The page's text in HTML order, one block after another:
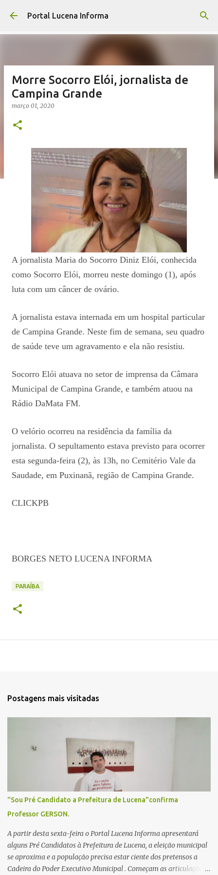
Pular para o conteúdo principal
Portal Lucena Informa
Morre Socorro Elói, jornalista de
Campina Grande
março 01, 2020
A jornalista Maria do Socorro Diniz Elói, conhecida
como Socorro Elói, morreu neste domingo (1), após
luta com um câncer de ovário.
A jornalista estava internada em um hospital particular
de Campina Grande. Neste fim de semana, seu quadro
de saúde teve um agravamento e ela não resistiu.
Socorro Elói atuava no setor de imprensa da Câmara
Municipal de Campina Grande, e também atuou na
Rádio DaMata FM.
O velório ocorreu na residência da família da
jornalista. O sepultamento estava previsto para ocorrer
esta segunda-feira (2), às 13h, no Cemitério Vale da
Saudade, em Puxinanã, região de Campina Grande.
CLICKPB
BORGES NETO LUCENA INFORMA
PARAÍBA
Postagens mais visitadas
"Sou Pré Candidato a Prefeitura de Lucena"confirma
Professor GERSON.
A partir desta sexta-feira o Portal Lucena Informa apresentará
alguns Pré Candidatos à Prefeitura de Lucena, a eleição municipal
se aproxima e a população precisa estar ciente dos pretensos a
Cadeira do Poder Executivo Municipal . Começam as articulações e